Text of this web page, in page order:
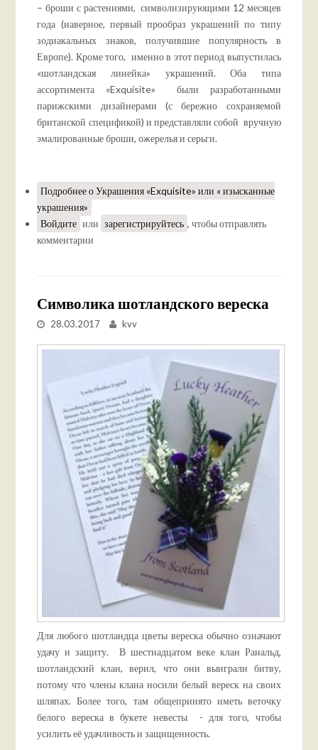
– броши с растениями, символизирующими 12 месяцев
года (наверное, первый прообраз украшений по типу
зодиакальных знаков, получившие популярность в
Европе). Кроме того, именно в этот период выпустилась
«шотландская линейка» украшений. Оба типа
ассортимента «Exquisite» были разработанными
парижскими дизайнерами (с бережно сохраняемой
британской спецификой) и представляли собой вручную
эмалированные броши, ожерелья и серьги.
Подробнеео Украшения «Exquisite» или « изысканные
украшения»
Войдите или зарегистрируйтесь , чтобы отправлять
комментарии
Символика шотландского вереска
28.03.2017 kvv
Для любого шотландца цветы вереска обычно означают
удачу и защиту. В шестнадцатом веке клан Ранальд,
шотландский клан, верил, что они выиграли битву,
потому что члены клана носили белый вереск на своих
шляпах. Более того, там общепринято иметь веточку
белого вереска в букете невесты - для того, чтобы
усилить её удачливость и защищенность.